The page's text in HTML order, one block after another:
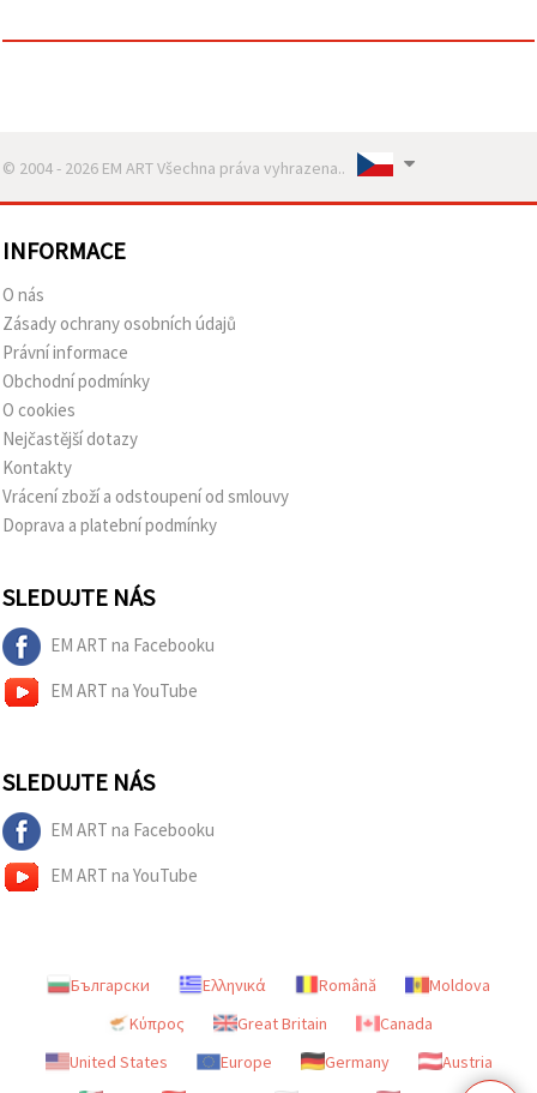
© 2004 - 2026 EM ART Všechna práva vyhrazena..
INFORMACE
O nás
Zásady ochrany osobních údajů
Právní informace
Obchodní podmínky
O cookies
Nejčastější dotazy
Kontakty
Vrácení zboží a odstoupení od smlouvy
Doprava a platební podmínky
SLEDUJTE NÁS
EM ART na Facebooku
EM ART na YouTube
SLEDUJTE NÁS
EM ART na Facebooku
EM ART na YouTube
Български Ελληνικά Română
Moldova
Κύπρος
Great Britain
Canada
United States
Europe Germany
Austria